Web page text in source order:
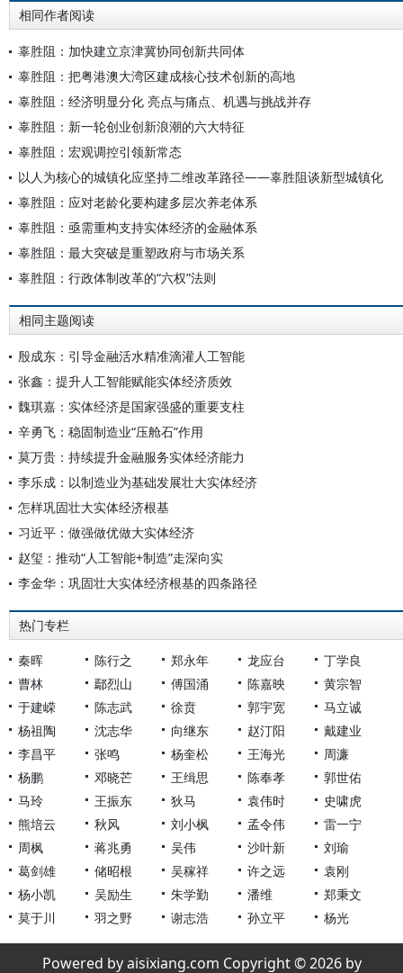
相同作者阅读
辜胜阻：加快建立京津冀协同创新共同体
辜胜阻：把粤港澳大湾区建成核心技术创新的高地
辜胜阻：经济明显分化 亮点与痛点、机遇与挑战并存
辜胜阻：新一轮创业创新浪潮的六大特征
辜胜阻：宏观调控引领新常态
以人为核心的城镇化应坚持二维改革路径——辜胜阻谈新型城镇化
辜胜阻：应对老龄化要构建多层次养老体系
辜胜阻：亟需重构支持实体经济的金融体系
辜胜阻：最大突破是重塑政府与市场关系
辜胜阻：行政体制改革的“六权”法则
相同主题阅读
殷成东：引导金融活水精准滴灌人工智能
张鑫：提升人工智能赋能实体经济质效
魏琪嘉：实体经济是国家强盛的重要支柱
辛勇飞：稳固制造业“压舱石”作用
莫万贵：持续提升金融服务实体经济能力
李乐成：以制造业为基础发展壮大实体经济
怎样巩固壮大实体经济根基
习近平：做强做优做大实体经济
赵玺：推动“人工智能+制造”走深向实
李金华：巩固壮大实体经济根基的四条路径
热门专栏
秦晖 陈行之 郑永年 龙应台
丁学良
曹林
鄢烈山 傅国涌 陈嘉映
黄宗智
于建嵘
陈志武 徐贲 郭宇宽
马立诚
杨祖陶
沈志华 向继东 赵汀阳
戴建业
李昌平
张鸣 杨奎松 王海光
周濂
杨鹏
邓晓芒 王缉思 陈奉孝
郭世佑
马玲
王振东 狄马 袁伟时
史啸虎
熊培云
秋风 刘小枫 孟令伟
雷一宁
周枫
蒋兆勇 吴伟 沙叶新
刘瑜
葛剑雄
储昭根 吴稼祥 许之远
袁刚
杨小凯
吴励生 朱学勤 潘维
郑秉文
莫于川
羽之野 谢志浩 孙立平 杨光
Powered by aisixiang.com Copyright © 2026 by